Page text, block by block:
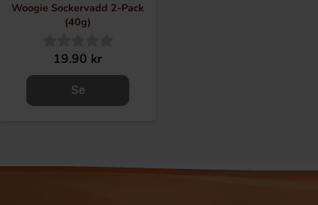
Woogie Sockervadd 2-Pack
(40g)
19.90 kr
Se